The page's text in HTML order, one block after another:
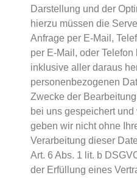
Darstellung und der
hierzu müssen die
Anfrage per E-Mail,
per E-Mail, oder
inklusive aller daraus
personenbezogenen
Zwecke der
bei uns gespeichert
geben wir nicht ohne
Verarbeitung dieser
Art. 6 Abs. 1 lit. b
der Erfüllung eines